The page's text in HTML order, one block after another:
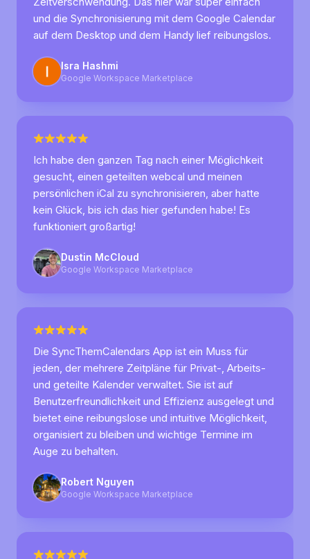
und die Synchronisierung mit dem Google Calendar
auf dem Desktop und dem Handy lief reibungslos.
Isra Hashmi
Google Workspace Marketplace
Ich habe den ganzen Tag nach einer Möglichkeit
gesucht, einen geteilten webcal und meinen
persönlichen iCal zu synchronisieren, aber hatte
kein Glück, bis ich das hier gefunden habe! Es
funktioniert großartig!
Dustin McCloud
Google Workspace Marketplace
Die SyncThemCalendars App ist ein Muss für
jeden, der mehrere Zeitpläne für Privat-, Arbeits-
und geteilte Kalender verwaltet. Sie ist auf
Benutzerfreundlichkeit und Effizienz ausgelegt und
bietet eine reibungslose und intuitive Möglichkeit,
organisiert zu bleiben und wichtige Termine im
Auge zu behalten.
Robert Nguyen
Google Workspace Marketplace